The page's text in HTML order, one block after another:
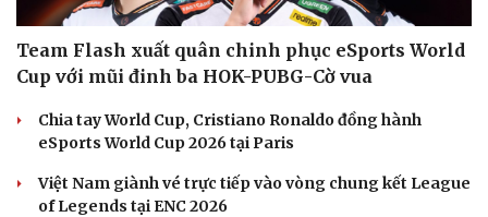
Team Flash xuất quân chinh phục eSports World
Cup với mũi đinh ba HOK-PUBG-Cờ vua
Chia tay World Cup, Cristiano Ronaldo đồng hành
eSports World Cup 2026 tại Paris
Việt Nam giành vé trực tiếp vào vòng chung kết League
of Legends tại ENC 2026